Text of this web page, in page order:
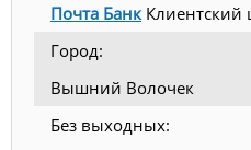
Почта БанкКлиентский
Город:
Вышний Волочек
Без выходных: